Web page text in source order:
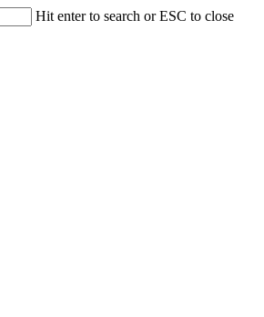
Hit enter to search or ESC to close